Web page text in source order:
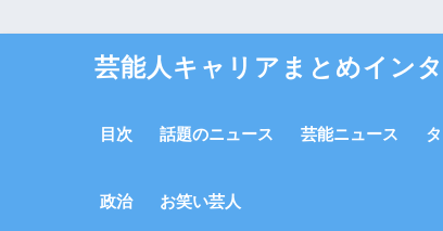
芸能人キャリアまとめイン
目次 話題のニュース 芸能ニュース
政治 お笑い芸人